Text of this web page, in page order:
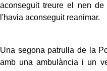
aconseguit treure el nen
l'havia aconseguit reanimar.
Una segona patrulla de la
amb una ambulància i un